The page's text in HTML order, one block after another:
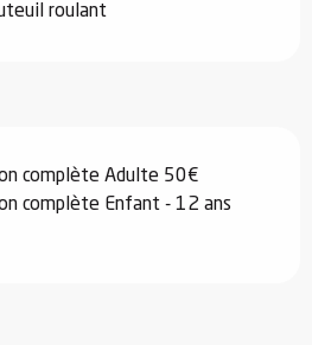
roulant
complète Adulte 50€
complète Enfant - 12 ans